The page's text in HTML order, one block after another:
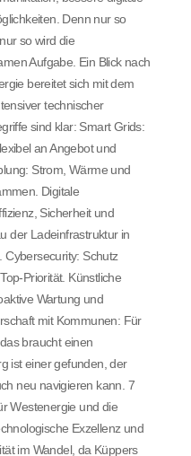
Denn nur so
so wird die
Aufgabe. Ein Blick nach
bereitet sich mit dem
technischer
sind klar: Smart Grids:
an Angebot und
Strom, Wärme und
Digitale
Sicherheit und
der Ladeinfrastruktur in
Schutz
Priorität. Künstliche
Wartung und
mit Kommunen: Für
braucht einen
ist einer gefunden, der
neu navigieren kann. 7
Westenergie und die
Exzellenz und
im Wandel, da Küppers